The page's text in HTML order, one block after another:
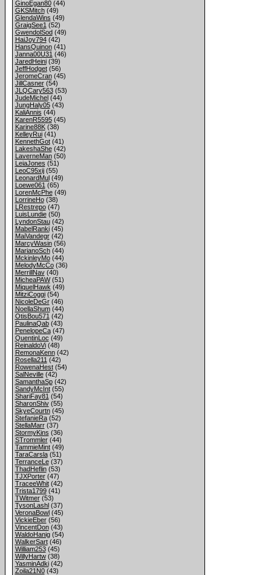
GinoEgan80(44)
GKSMitch(49)
GlendaWins (49)
GraigSee1 (52)
GwendolSod(49)
HaiJoy794(42)
HansQuinon(41)
Janna00U31 (46)
JaredHeini(39)
JeffHodget(56)
JeromeCran(45)
JillCasner(54)
JLQCary563(53)
JudeMichel(44)
JungHaly05(43)
KaliAnnis (44)
KarenR5595(45)
Karine88K(38)
KelleyRui(41)
KennethGot(41)
LakeshaShe(42)
LaverneMan(50)
LeiaJones (51)
LeoC95xij(55)
LeonardMul(49)
Loewe061 (65)
LorenMcPhe(49)
LorrineHo(38)
LRestrepo(47)
LuisLundie(50)
LyndonStau(42)
MabelRanki(45)
MaiVandegr(42)
MarcyWasin(56)
MarianoSch(44)
MckinleyMo(44)
MelodyMcCo(36)
MerrillNav(40)
MicheaPAW(51)
MiquelHawk (49)
MitziCoggi(54)
NicoleDeGr(46)
NoellaShum(44)
OtisBou571 (42)
PaulinaQab(43)
PenelopeCa(47)
QuentinLoc (49)
ReinaldoVi(48)
RemonaKenn(42)
Rosella211 (42)
RowenaHest(54)
SalNeville(42)
SamanthaSp(42)
SandyMcInt(55)
ShariFay81 (54)
SharonShiv(55)
SkyeCourtn(45)
StefanieRa(52)
StellaMarr(37)
StormyKins (36)
STrommler(44)
TammieMint(49)
TaraCarsla(51)
TerranceLe(37)
ThadHeflin(53)
TJXPorter(47)
TraceeWhit(42)
Trista1799(41)
TWitmer(53)
TysonLashl(37)
VeronaBowl(45)
VickieEber(56)
VincentDon(43)
WaldoHanig(54)
WalkerSart(46)
William253(45)
WillyHartw(38)
YasminAdki(42)
Zoila21N0(43)